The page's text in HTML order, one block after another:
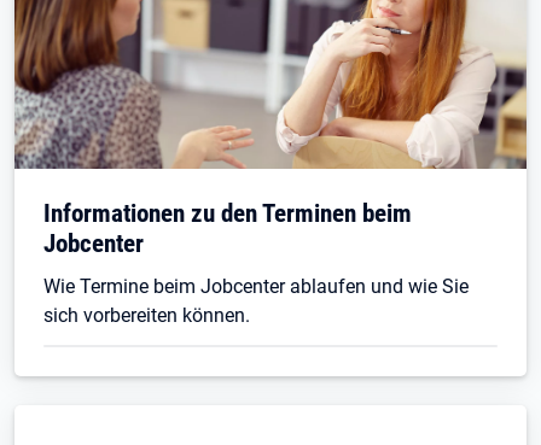
Informationen zu den Terminen beim
Jobcenter
Wie Termine beim Jobcenter ablaufen und wie Sie
sich vorbereiten können.